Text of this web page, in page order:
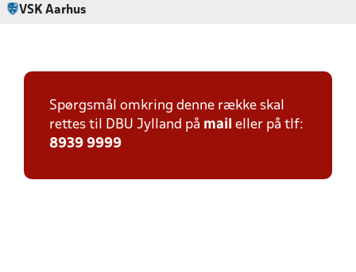
VSK Aarhus
Spørgsmål omkring denne række skal
rettes til DBU Jylland på mail eller på tlf:
8939 9999